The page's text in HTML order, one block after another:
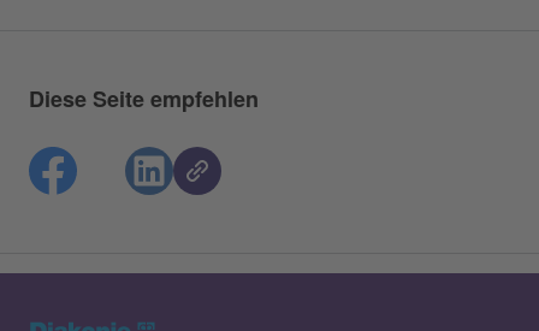
Diese Seite empfehlen